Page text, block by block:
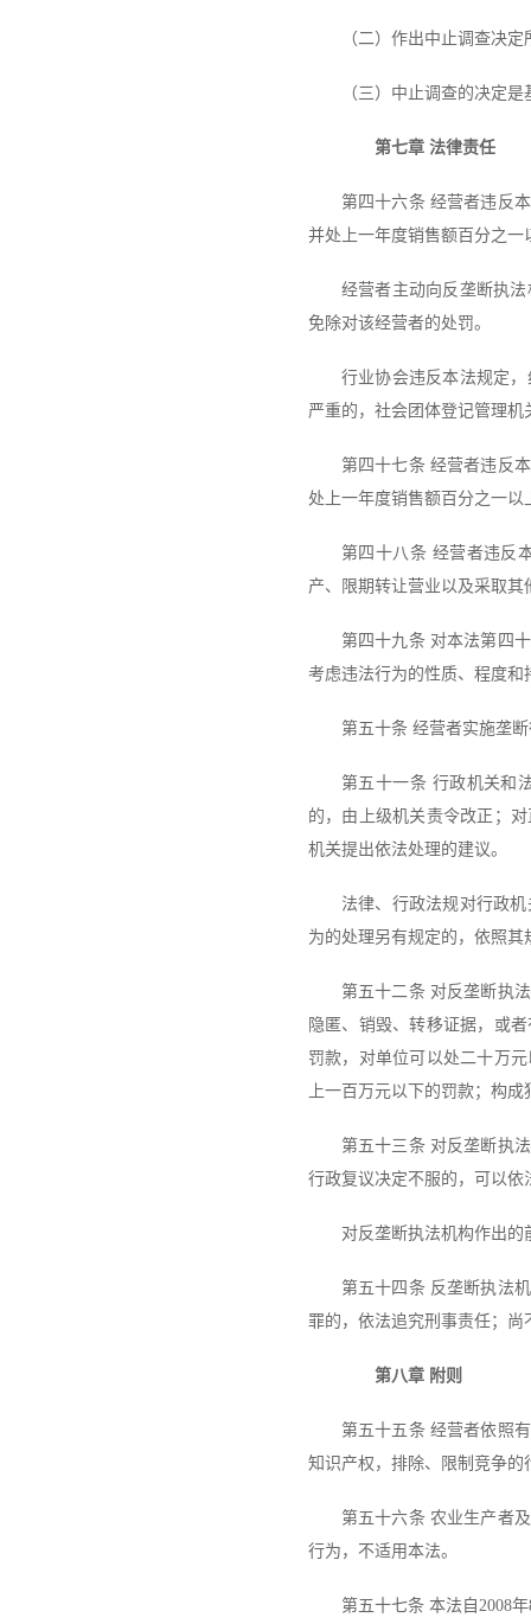
（二）作出中止调查决
（三）中止调查的决定
第七章 法律责任
第四十六条 经营者违反
并处上一年度销售额百分之
经营者主动向反垄断执
免除对该经营者的处罚。
行业协会违反本法规定
严重的，社会团体登记管理机
第四十七条 经营者违反
处上一年度销售额百分之一
第四十八条 经营者违反
产、限期转让营业以及采取
第四十九条 对本法第四
考虑违法行为的性质、程度和
第五十条 经营者实施垄
第五十一条 行政机关和
的，由上级机关责令改正；
机关提出依法处理的建议。
法律、行政法规对行政
为的处理另有规定的，依照其
第五十二条 对反垄断执
隐匿、销毁、转移证据，或
罚款，对单位可以处二十万
上一百万元以下的罚款；构
第五十三条 对反垄断执
行政复议决定不服的，可以依
对反垄断执法机构作出
第五十四条 反垄断执法
罪的，依法追究刑事责任；
第八章 附则
第五十五条 经营者依照
知识产权，排除、限制竞争的
第五十六条 农业生产者
行为，不适用本法。
第五十七条 本法自2008